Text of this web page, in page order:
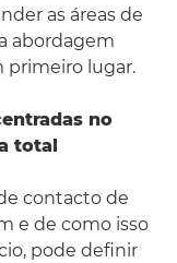
as áreas de
abordagem
primeiro lugar.
no
total
contacto de
e de como isso
pode definir